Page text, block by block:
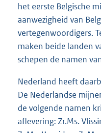
het eerste Belgische
aanwezigheid van
vertegenwoordigers.
maken beide landen
schepen de namen
Nederland heeft
De Nederlandse
de volgende namen
aflevering: Zr.Ms.